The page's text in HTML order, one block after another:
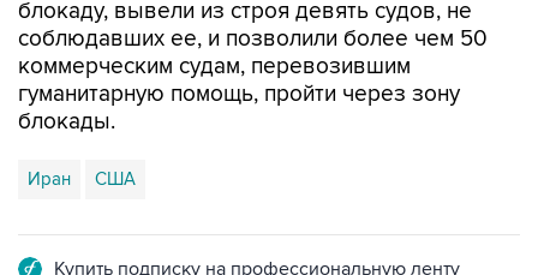
коммерческим судам, перевозившим
гуманитарную помощь, пройти через зону
блокады.
Иран США
Подписаться на рассылку главных новостей сайта